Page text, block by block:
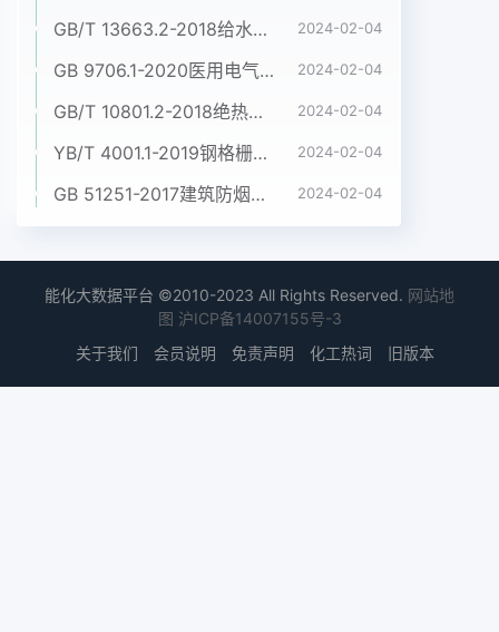
GB/T 13663.2-2018给水用聚乙烯(PE)管道系统 第2部分:管材 2024-02-04
GB 9706.1-2020医用电气设备 第1部分:基本安全和基本性能的通用要求 2024-02-04
GB/T 10801.2-2018绝热用挤塑聚苯乙烯泡沫塑料(XPS) 2024-02-04
YB/T 4001.1-2019钢格栅板及配套件 第1部分:钢格栅板 2024-02-04
GB 51251-2017建筑防烟排烟系统技术标准 2024-02-04
能化大数据平台 ©2010-2023 All Rights Reserved. 网站地
图 沪ICP备14007155号-3
关于我们
会员说明 免责声明 化工热词 旧版本